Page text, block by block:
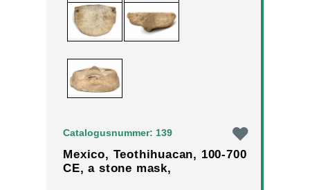
Catalogusnummer: 139
Mexico, Teothihuacan, 100-700
CE, a stone mask,